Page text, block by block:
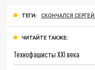
ТЕГИ: СКОНЧАЛСЯ
ЧИТАЙТЕ ТАКЖЕ:
Технофашисты XXI века